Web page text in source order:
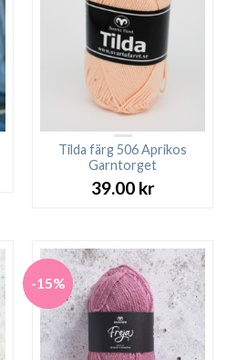
Tilda färg 506 Aprikos
Garntorget
39.00 kr
-15%